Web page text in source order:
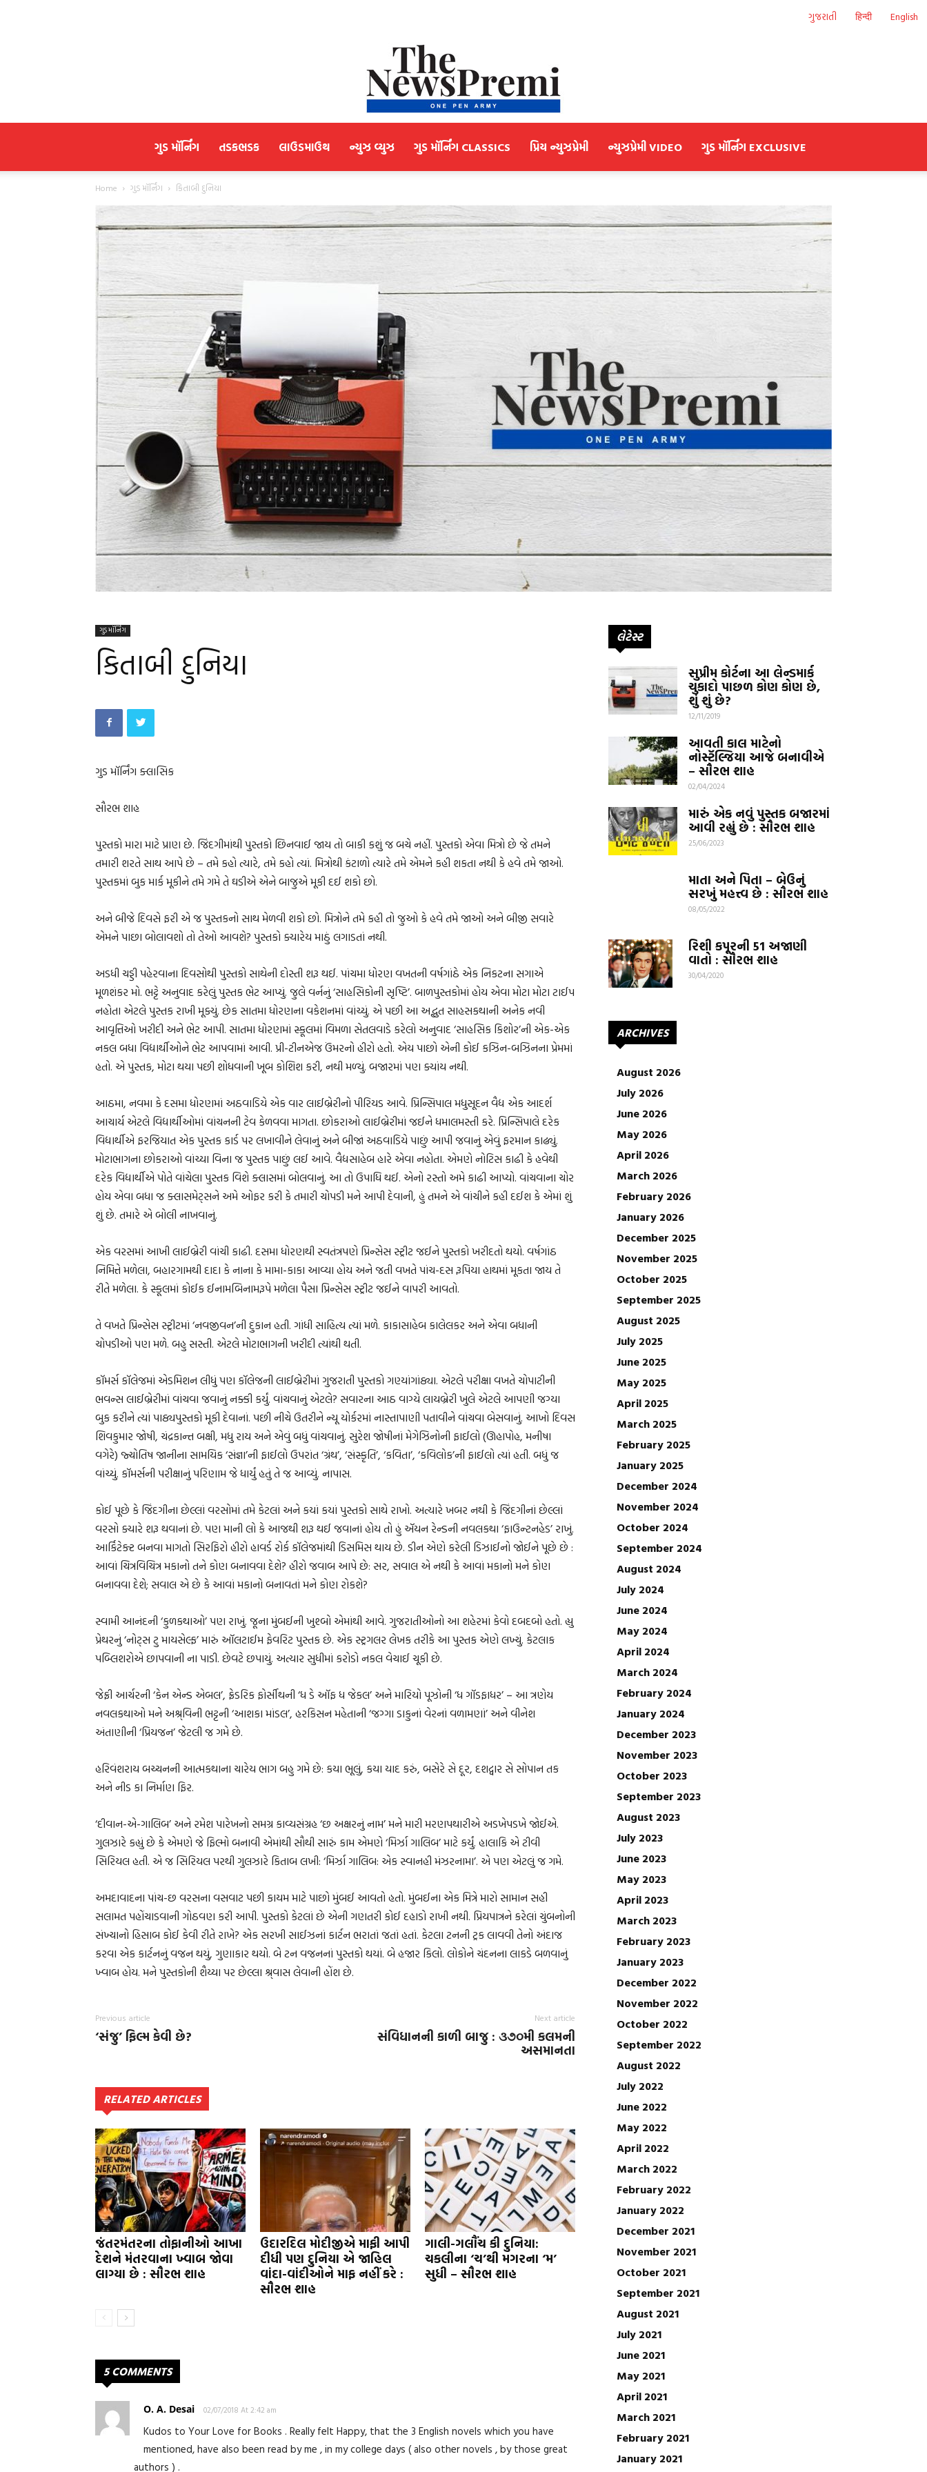
ગુજરાતી हिन्दी English
ગુડ મૉર્નિંગ તડકભડક લાઉડમાઉથ ન્યુઝ વ્યુઝ ગુડ મૉર્નિંગ CLASSICS પ્રિય ન્યુઝપ્રેમી ન્યુઝપ્રેમી VIDEO ગુડ મૉર્નિંગ EXCLUSIVE
Home ગુડ મૉર્નિંગ કિતાબી દુનિયા
ગુડ મૉર્નિંગ
કિતાબી દુનિયા
ગુડ મૉર્નિંગ ક્લાસિક
સૌરભ શાહ
પુસ્તકો મારા માટે પ્રાણ છે. જિંદગીમાંથી પુસ્તકો છિનવાઈ જાય તો બાકી કશું જ બચે નહીં. પુસ્તકો એવા મિત્રો છે જે તમને
તમારી શરતે સાથ આપે છે – તમે કહો ત્યારે, તમે કહો ત્યાં. મિત્રોથી કંટાળો ત્યારે તમે એમને કહી શકતા નથી કે હવે તમે જાઓ.
પુસ્તકમાં બુક માર્ક મૂકીને તમે ગમે તે ઘડીએ એને બાજુએ મૂકી દઈ શકો છો.
અને બીજે દિવસે ફરી એ જ પુસ્તકનો સાથ મેળવી શકો છો. મિત્રોને તમે કહી તો જુઓ કે હવે તમે જાઓ અને બીજી સવારે
એમને પાછા બોલાવશો તો તેઓ આવશે? પુસ્તકો ક્યારેય માઠું લગાડતાં નથી.
અડધી ચડ્ડી પહેરવાના દિવસોથી પુસ્તકો સાથેની દોસ્તી શરૂ થઈ. પાંચમા ધોરણ વખતની વર્ષગાંઠે એક નિકટના સગાએ
મૂળશંકર મો. ભટ્ટે અનુવાદ કરેલું પુસ્તક ભેટ આપ્યું. જુલે વર્નનું ‘સાહસિકોની સૃષ્ટિ’. બાળપુસ્તકોમાં હોય એવા મોટા મોટા ટાઈપ
નહોતા એટલે પુસ્તક રાખી મૂક્યું. છેક સાતમા ધોરણના વકેશનમાં વાંચ્યું. એ પછી આ અદ્ભુત સાહસકથાની અનેક નવી
આવૃત્તિઓ ખરીદી અને ભેટ આપી. સાતમા ધોરણમાં સ્કૂલમાં વિમળા સેતલવાડે કરેલો અનુવાદ ‘સાહસિક કિશોર’ની એક-એક
નકલ બધા વિદ્યાર્થીઓને ભેટ આપવામાં આવી. પ્રી-ટીનએજ ઉંમરનો હીરો હતો. એય પાછો એની કોઈ કઝિન-બઝિનના પ્રેમમાં
હતો. એ પુસ્તક, મોટા થયા પછી શોધવાની ખૂબ કોશિશ કરી, નથી મળ્યું. બજારમાં પણ ક્યાંય નથી.
આઠમા, નવમા કે દસમા ધોરણમાં અઠવાડિયે એક વાર લાઈબ્રેરીનો પીરિયડ આવે. પ્રિન્સિપાલ મધુસૂદન વૈદ્ય એક આદર્શ
આચાર્ય એટલે વિદ્યાર્થીઓમાં વાંચનની ટેવ કેળવવા માગતા. છોકરાઓ લાઈબ્રેરીમાં જઈને ધમાલમસ્તી કરે. પ્રિન્સિપાલે દરેક
વિદ્યાર્થીએ ફરજિયાત એક પુસ્તક કાર્ડ પર લખાવીને લેવાનું અને બીજાં અઠવાડિયે પાછું આપી જવાનું એવું ફરમાન કાઢ્યું.
મોટાભાગના છોકરાઓ વાંચ્યા વિના જ પુસ્તક પાછું લઈ આવે. વૈદ્યસાહેબ હારે એવા નહોતા. એમણે નોટિસ કાઢી કે હવેથી
દરેક વિદ્યાર્થીએ પોતે વાંચેલા પુસ્તક વિશે ક્લાસમાં બોલવાનું. આ તો ઉપાધિ થઈ. એનો રસ્તો અમે કાઢી આપ્યો. વાંચવાના ચોર
હોય એવા બધા જ ક્લાસમેટ્સને અમે ઓફર કરી કે તમારી ચોપડી મને આપી દેવાની, હું તમને એ વાંચીને કહી દઈશ કે એમાં શું
શું છે. તમારે એ બોલી નાખવાનું.
એક વરસમાં આખી લાઈબ્રેરી વાંચી કાઢી. દસમા ધોરણથી સ્વતંત્રપણે પ્રિન્સેસ સ્ટ્રીટ જઈને પુસ્તકો ખરીદતો થયો. વર્ષગાંઠ
નિમિત્તે મળેલા, બહારગામથી દાદા કે નાના કે મામા-કાકા આવ્યા હોય અને જતી વખતે પાંચ-દસ રૂપિયા હાથમાં મૂકતા જાય તે
રીતે મળેલા. કે સ્કૂલમાં કોઈક ઈનામબિનામરૂપે મળેલા પૈસા પ્રિન્સેસ સ્ટ્રીટ જઈને વાપરી આવતો.
તે વખતે પ્રિન્સેસ સ્ટ્રીટમાં ‘નવજીવન’ની દુકાન હતી. ગાંધી સાહિત્ય ત્યાં મળે. કાકાસાહેબ કાલેલકર અને એવા બધાની
ચોપડીઓ પણ મળે. બહુ સસ્તી. એટલે મોટાભાગની ખરીદી ત્યાંથી થતી.
કૉમર્સ કૉલેજમાં એડમિશન લીધું પણ કૉલેજની લાઈબ્રેરીમાં ગુજરાતી પુસ્તકો ગણ્યાંગાંઠ્યા. એટલે પરીક્ષા વખતે ચોપાટીની
ભવન્સ લાઈબ્રેરીમાં વાંચવા જવાનું નક્કી કર્યું. વાંચવાનું એટલે? સવારના આઠ વાગ્યે લાયબ્રેરી ખુલે એટલે આપણી જગ્યા
બુક કરીને ત્યાં પાઠ્યપુસ્તકો મૂકી દેવાનાં. પછી નીચે ઉતરીને ન્યૂ યોર્કરમાં નાસ્તાપાણી પતાવીને વાંચવા બેસવાનું. આખો દિવસ
શિવકુમાર જોષી, ચંદ્રકાન્ત બક્ષી, મધુ રાય અને એવું બધું વાંચવાનું. સુરેશ જોષીનાં મેગેઝિનોની ફાઈલો (ઊહાપોહ, મનીષા
વગેરે) જ્યોતિષ જાનીના સામયિક ‘સંજ્ઞા’ની ફાઈલો ઉપરાંત ‘ગ્રંથ’, ‘સંસ્કૃતિ’, ‘કવિતા’, ‘કવિલોક’ની ફાઈલો ત્યાં હતી. બધું જ
વાંચ્યું. કૉમર્સની પરીક્ષાનું પરિણામ જે ધાર્યું હતું તે જ આવ્યું. નાપાસ.
કોઈ પૂછે કે જિંદગીના છેલ્લાં વરસોમાં તમે કેટલાં અને કયાં કયાં પુસ્તકો સાથે રાખો. અત્યારે ખબર નથી કે જિંદગીનાં છેલ્લાં
વરસો ક્યારે શરૂ થવાનાં છે. પણ માની લો કે આજથી શરૂ થઈ જવાનાં હોય તો હું ઍયન રેન્ડની નવલકથા ‘ફાઉન્ટનહેડ’ રાખું.
આર્કિટેક્ટ બનવા માગતો સિરફિરો હીરો હાવર્ડ રોર્ક કૉલેજમાંથી ડિસમિસ થાય છે. ડીન એણે કરેલી ડિઝાઈનો જોઈને પૂછે છે :
આવાં ચિત્રવિચિત્ર મકાનો તને કોણ બનાવવા દેશે? હીરો જવાબ આપે છે: સર, સવાલ એ નથી કે આવાં મકાનો મને કોણ
બનાવવા દેશે; સવાલ એ છે કે આવાં મકાનો બનાવતાં મને કોણ રોકશે?
સ્વામી આનંદની ‘કુળકથાઓ’ પણ રાખું. જૂના મુંબઈની ખુશ્બો એમાંથી આવે. ગુજરાતીઓનો આ શહેરમાં કેવો દબદબો હતો. હ્યુ
પ્રેથરનું ‘નોટ્સ ટુ માયસેલ્ફ’ મારું ઑલટાઈમ ફેવરિટ પુસ્તક છે. એક સ્ટ્રગલર લેખક તરીકે આ પુસ્તક એણે લખ્યું. કેટલાક
પબ્લિશરોએ છાપવાની ના પાડી. છેવટે છપાયું. અત્યાર સુધીમાં કરોડો નકલ વેચાઈ ચૂકી છે.
જેફ્રી આર્ચરની ‘કેન એન્ડ એબલ’, ફ્રેડરિક ફોર્સીથની ‘ધ ડે ઑફ ધ જેકલ’ અને મારિયો પૂઝોની ‘ધ ગૉડફાધર’ – આ ત્રણેય
નવલકથાઓ મને અશ્ર્વિની ભટ્ટની ‘આશકા માંડલ’, હરકિસન મહેતાની ‘જગ્ગા ડાકુનાં વેરનાં વળામણાં’ અને વીનેશ
અંતાણીની ‘પ્રિયજન’ જેટલી જ ગમે છે.
હરિવંશરાય બચ્ચનની આત્મકથાના ચારેય ભાગ બહુ ગમે છે: કયા ભૂલું, કયા યાદ કરું, બસેરે સે દૂર, દશદ્વાર સે સોપાન તક
અને નીડ કા નિર્માણ ફિર.
‘દીવાન-એ-ગાલિબ’ અને રમેશ પારેખનો સમગ્ર કાવ્યસંગ્રહ ‘છ અક્ષરનું નામ’ મને મારી મરણપથારીએ અડખેપડખે જોઈએ.
ગુલઝારે કહ્યું છે કે એમણે જે ફિલ્મો બનાવી એમાંથી સૌથી સારું કામ એમણે ‘મિર્ઝા ગાલિબ’ માટે કર્યું. હાલાકિ એ ટીવી
સિરિયલ હતી. એ જ સિરિયલ પરથી ગુલઝારે કિતાબ લખી: ‘મિર્ઝા ગાલિબ: એક સ્વાનહી મંઝરનામા’. એ પણ એટલું જ ગમે.
અમદાવાદના પાંચ-છ વરસના વસવાટ પછી કાયમ માટે પાછો મુંબઈ આવતો હતો. મુંબઈના એક મિત્રે મારો સામાન સહી
સલામત પહોંચાડવાની ગોઠવણ કરી આપી. પુસ્તકો કેટલાં છે એની ગણતરી કોઈ દહાડો રાખી નથી. પ્રિયપાત્રને કરેલાં ચુંબનોની
સંખ્યાનો હિસાબ કોઈ કેવી રીતે રાખે? એક સરખી સાઈઝનાં કાર્ટન ભરાતાં જતાં હતાં. કેટલા ટનની ટ્રક લાવવી તેનો અંદાજ
કરવા એક કાર્ટનનું વજન થયું, ગુણાકાર થયો. બે ટન વજનનાં પુસ્તકો થયાં. બે હજાર કિલો. લોકોને ચંદનના લાકડે બળવાનું
ખ્વાબ હોય. મને પુસ્તકોની શૈય્યા પર છેલ્લા શ્ર્વાસ લેવાની હોંશ છે.
Previous article
‘સંજુ’ ફિલ્મ કેવી છે?
Next article
સંવિધાનની કાળી બાજુ : ૩૭૦મી કલમની
અસમાનતા
RELATED ARTICLES
જંતરમંતરના તોફાનીઓ આખા
દેશને મંતરવાના ખ્વાબ જોવા
લાગ્યા છે : સૌરભ શાહ
ઉદારદિલ મોદીજીએ માફી આપી
દીધી પણ દુનિયા એ જાહિલ
વાંદા-વાંદીઓને માફ નહીં કરે :
સૌરભ શાહ
ગાલી-ગલૌંચ કી દુનિયા:
ચકલીના ‘ચ’થી મગરના ‘મ’
સુધી – સૌરભ શાહ
5 COMMENTS
O. A. Desai 02/07/2018 At 2:42 am
Kudos to Your Love for Books . Really felt Happy, that the 3 English novels which you have
mentioned, have also been read by me , in my college days ( also other novels , by those great
authors ) .
લેટેસ્ટ
સુપ્રીમ કોર્ટના આ લેન્ડમાર્ક
ચુકાદો પાછળ કોણ કોણ છે,
શું શું છે?
12/11/2019
આવતી કાલ માટેનો
નોસ્ટૅલ્જિયા આજે બનાવીએ
– સૌરભ શાહ
02/04/2024
મારું એક નવું પુસ્તક બજારમાં
આવી રહ્યું છે : સૌરભ શાહ
25/06/2023
માતા અને પિતા – બેઉનું
સરખું મહત્ત્વ છે : સૌરભ શાહ
08/05/2022
રિશી કપૂરની 51 અજાણી
વાતો : સૌરભ શાહ
30/04/2020
ARCHIVES
August 2026
July 2026
June 2026
May 2026
April 2026
March 2026
February 2026
January 2026
December 2025
November 2025
October 2025
September 2025
August 2025
July 2025
June 2025
May 2025
April 2025
March 2025
February 2025
January 2025
December 2024
November 2024
October 2024
September 2024
August 2024
July 2024
June 2024
May 2024
April 2024
March 2024
February 2024
January 2024
December 2023
November 2023
October 2023
September 2023
August 2023
July 2023
June 2023
May 2023
April 2023
March 2023
February 2023
January 2023
December 2022
November 2022
October 2022
September 2022
August 2022
July 2022
June 2022
May 2022
April 2022
March 2022
February 2022
January 2022
December 2021
November 2021
October 2021
September 2021
August 2021
July 2021
June 2021
May 2021
April 2021
March 2021
February 2021
January 2021